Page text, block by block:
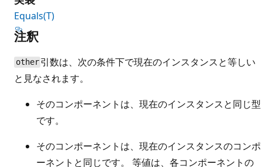
Equals(T)
注釈
other 引数は、次の条件下で現在のインスタンスと等しい
と見なされます。
そのコンポーネントは、現在のインスタンスと同じ型
です。
そのコンポーネントは、現在のインスタンスのコンポ
ーネントと同じです。 等値は、各コンポーネントの